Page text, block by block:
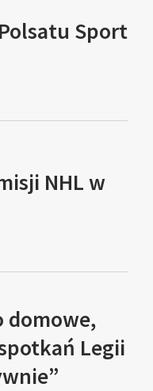
Sport
NHL w
domowe,
Legii